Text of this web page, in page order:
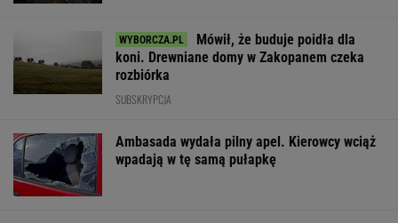
Mówił, że buduje poidła dla
koni. Drewniane domy w Zakopanem czeka
rozbiórka
SUBSKRYPCJA
Ambasada wydała pilny apel. Kierowcy wciąż
wpadają w tę samą pułapkę